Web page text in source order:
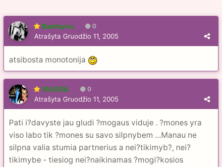
Bambyna 0
Atrašyta Gruodžio 11, 2005
atsibosta monotonija
VIAGRA 0
Atrašyta Gruodžio 11, 2005
Pati i?davyste jau gludi ?mogaus viduje . ?mones yra
viso labo tik ?mones su savo silpnybem ...Manau ne
silpna valia stumia partnerius a nei?tikimyb?, nei?
tikimybe - tiesiog nei?naikinamas ?mogi?kosios